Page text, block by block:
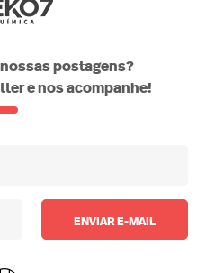
atividade-
postagens?
e nos acompanhe!